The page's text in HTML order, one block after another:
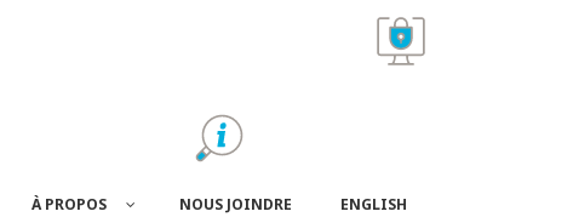
À PROPOS NOUS JOINDRE ENGLISH